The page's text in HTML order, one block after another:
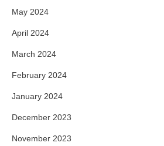
May 2024
April 2024
March 2024
February 2024
January 2024
December 2023
November 2023